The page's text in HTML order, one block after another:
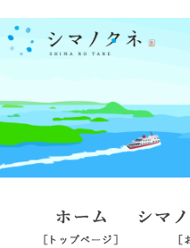
ホーム